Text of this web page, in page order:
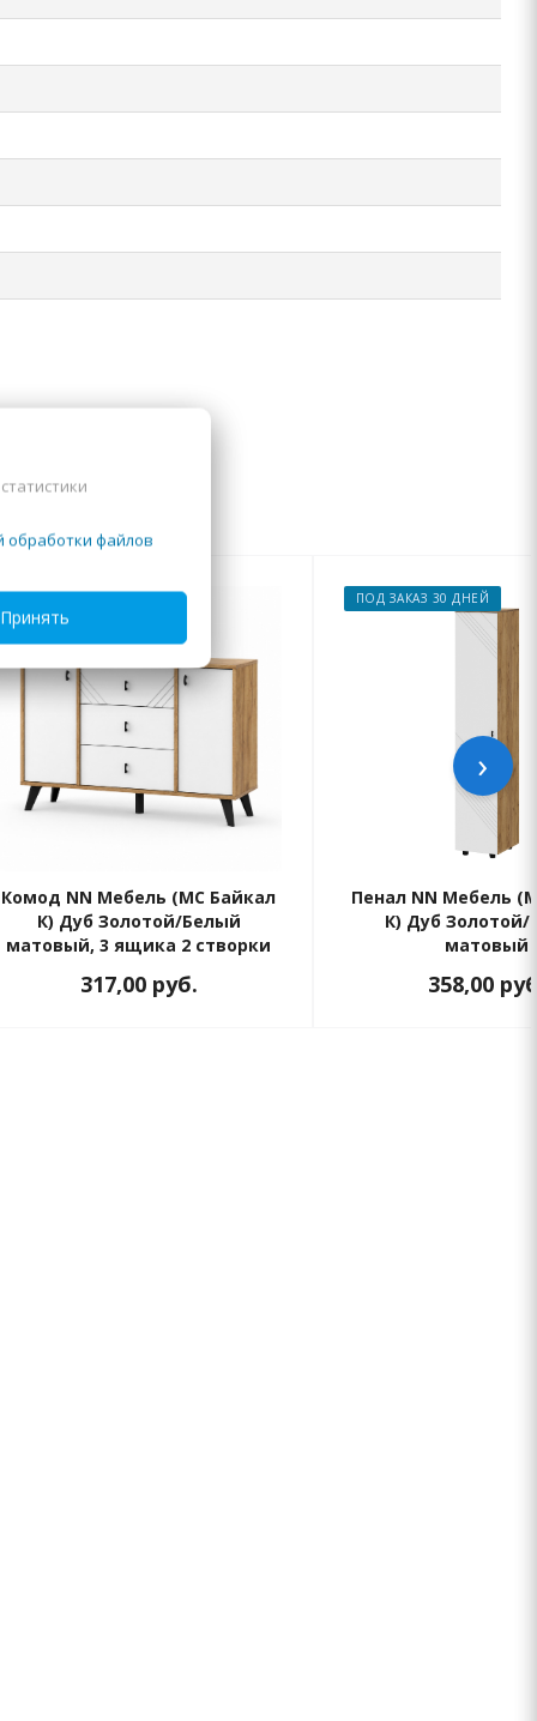
Комод NN Мебель (МС Байкал
К) Дуб Золотой/Белый
матовый, 3 ящика 2 створки
317,00 руб.
ПОД ЗАКАЗ 30 ДНЕЙ
Пенал NN Мебель
К) Дуб
матовый
358,00
›
обработки файлов
Принять